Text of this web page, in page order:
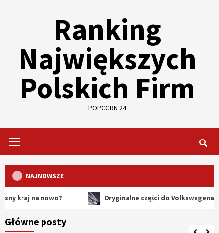
Ranking
Największych
Polskich Firm
POPCORN 24
Menu
NAJNOWSZE
nowo? Oryginalne części do Volkswagena –
Główne posty